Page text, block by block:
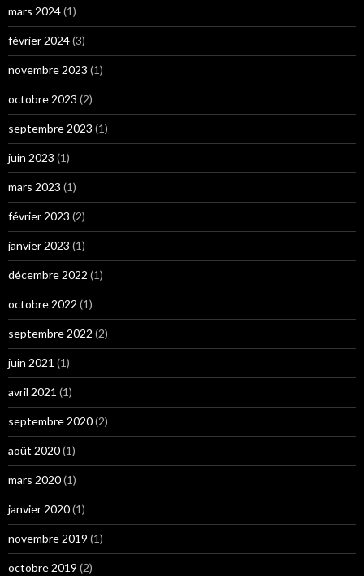
mars 2024(1)
février 2024(3)
novembre 2023 (1)
octobre 2023 (2)
septembre 2023 (1)
juin 2023 (1)
mars 2023 (1)
février 2023 (2)
janvier 2023 (1)
décembre 2022 (1)
octobre 2022 (1)
septembre 2022 (2)
juin 2021 (1)
avril 2021 (1)
septembre 2020(2)
août 2020(1)
mars 2020(1)
janvier 2020(1)
novembre 2019 (1)
octobre 2019 (2)